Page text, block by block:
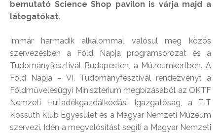
bemutató Science Shop pavilon is várja majd a
látogatókat.
Immár harmadik alkalommal valósul meg közös
szervezésben a Föld Napja programsorozat és a
Tudományfesztivál Budapesten, a Múzeumkertben. A
Föld Napja – VI. Tudományfesztivál rendezvényt a
Földművelésügyi Minisztérium megbízásából az OKTF
Nemzeti Hulladékgazdálkodási Igazgatóság, a TIT
Kossuth Klub Egyesület és a Magyar Nemzeti Múzeum
szervezi. Idén a megvalósítást segíti a Magyar Nemzeti